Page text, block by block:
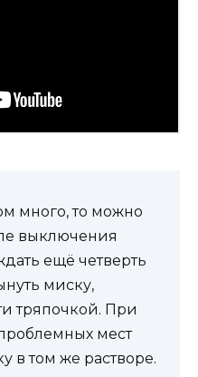
много, то можно
выключения
ещё четверть
миску,
тряпочкой. При
мест
в том же растворе.